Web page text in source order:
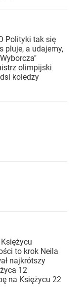
Polityki tak się
pluje, a udajemy,
olimpijski
koledzy
to krok Neila
najkrótszy
12
na Księżycu 22